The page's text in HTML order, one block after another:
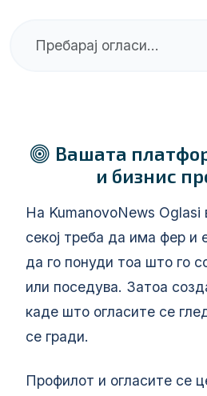
Вашата
и бизнис
На KumanovoNews Oglasi
секој треба да има фер и
да го понуди тоа што го
или поседува. Затоа
каде што огласите се
се гради.
Профилот и огласите се